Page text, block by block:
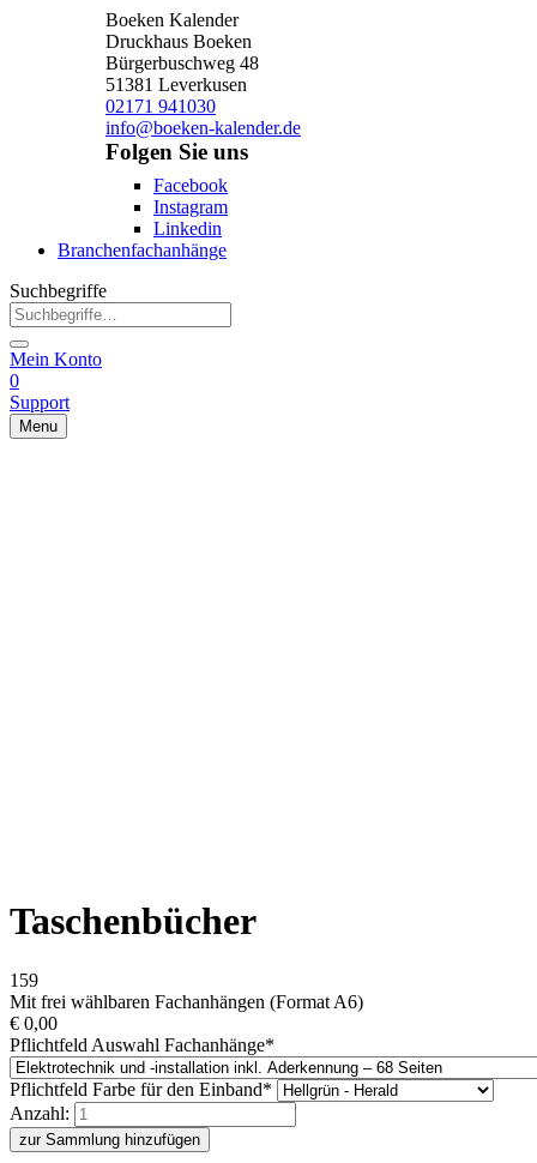
Boeken Kalender
Druckhaus Boeken
Bürgerbuschweg 48
51381 Leverkusen
02171 941030
info@boeken-kalender.de
Folgen Sie uns
Facebook
Instagram
Linkedin
Branchenfachanhänge
Suchbegriffe
Mein Konto
0
Support
Menu
Taschenbücher
159
Mit frei wählbaren Fachanhängen (Format A6)
€ 0,00
Pflichtfeld Auswahl Fachanhänge*
Pflichtfeld Farbe für den Einband*
Anzahl:
zur Sammlung hinzufügen